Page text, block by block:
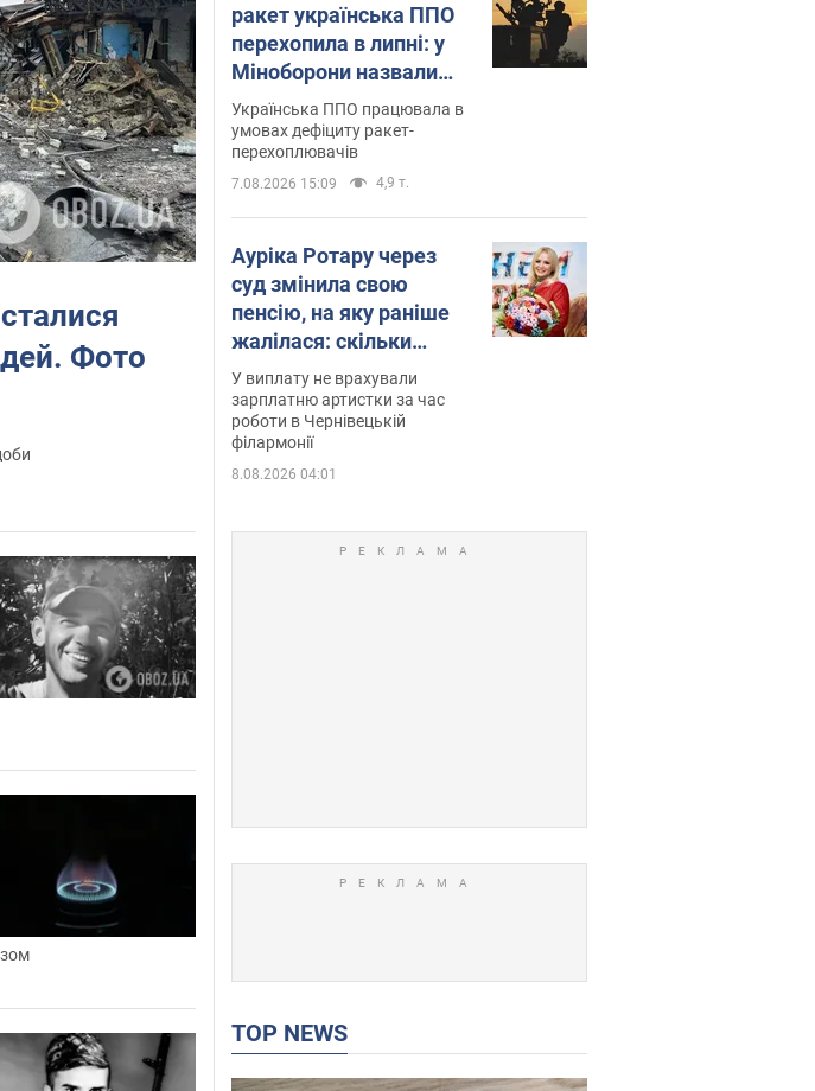
Фото
ракет українська ППО
перехопила в липні: у
Міноборони назвали
цифру
Українська ППО працювала в
умовах дефіциту ракет-
перехоплювачів
7.08.2026 15:09 4,9 т.
Ауріка Ротару через
суд змінила свою
пенсію, на яку раніше
жалілася: скільки
отримувала співачка
У виплату не врахували
зарплатню артистки за час
роботи в Чернівецькій
філармонії
8.08.2026 04:01
TOP NEWS